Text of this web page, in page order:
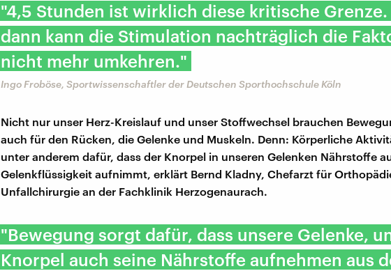
"4,5 Stunden ist wirklich diese kritische Grenze.
dann kann die Stimulation nachträglich die
nicht mehr umkehren."
Ingo Froböse, Sportwissenschaftler der Deutschen Sporthochschule Köln
Nicht nur unser Herz-Kreislauf und unser Stoffwechsel brauchen
auch für den Rücken, die Gelenke und Muskeln. Denn: Körperliche
unter anderem dafür, dass der Knorpel in unseren Gelenken Nährstoffe
Gelenkflüssigkeit aufnimmt, erklärt Bernd Kladny, Chefarzt für
Unfallchirurgie an der Fachklinik Herzogenaurach.
"Bewegung sorgt dafür, dass unsere Gelenke,
Knorpel auch seine Nährstoffe aufnehmen aus